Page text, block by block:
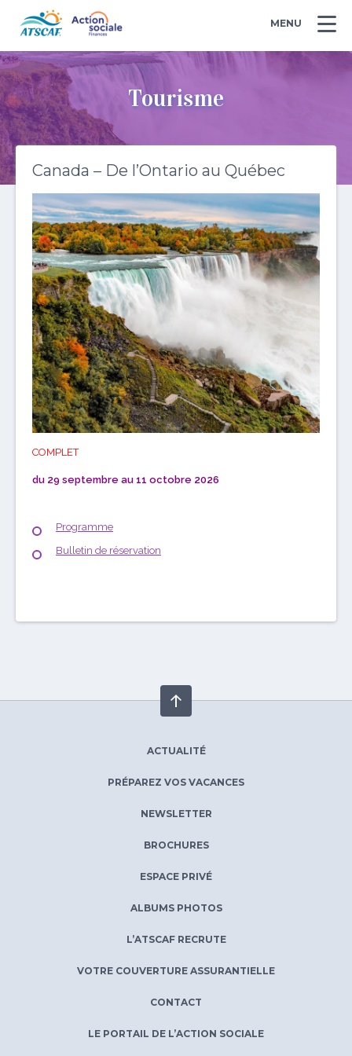
MENU
Tourisme
Canada – De l’Ontario au Québec
COMPLET
du 29 septembre au 11 octobre 2026
Programme
Bulletin de réservation
ACTUALITÉ
PRÉPAREZ VOS VACANCES
NEWSLETTER
BROCHURES
ESPACE PRIVÉ
ALBUMS PHOTOS
L’ATSCAF RECRUTE
VOTRE COUVERTURE ASSURANTIELLE
CONTACT
LE PORTAIL DE L’ACTION SOCIALE